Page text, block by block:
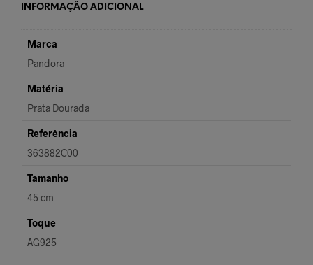
INFORMAÇÃO ADICIONAL
Marca
Pandora
Matéria
Prata Dourada
Referência
363882C00
Tamanho
45 cm
Toque
AG925